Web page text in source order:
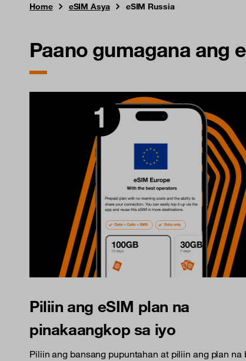
Home eSIM Asya eSIM Russia
Paano gumagana ang
Piliin ang eSIM plan na
pinakaangkop sa iyo
Piliin ang bansang pupuntahan at piliin ang plan na